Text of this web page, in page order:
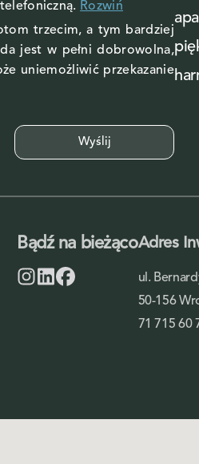
Rozwiń
trzecim, a tym bardziej
jest w pełni dobrowolna,
uniemożliwić przekazanie
Bądź na bieżącoAdres
ul.
50-156
71 715 60